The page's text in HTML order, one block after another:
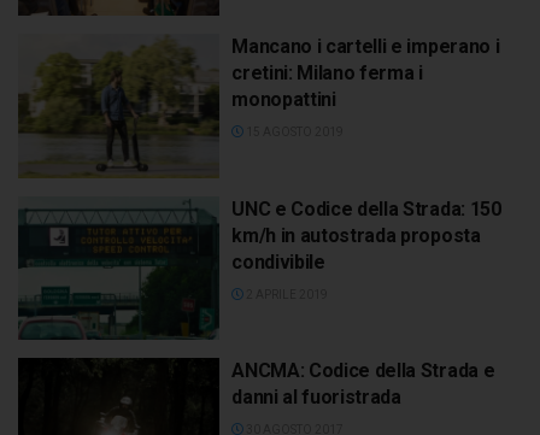
Mancano i cartelli e imperano i
cretini: Milano ferma i
monopattini
UNC e Codice della Strada: 150
km/h in autostrada proposta
condivibile
ANCMA: Codice della Strada e
danni al fuoristrada